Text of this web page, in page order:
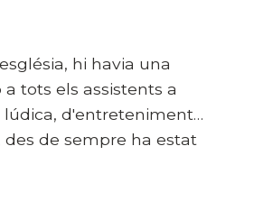
hi havia una
tots els assistents a
lúdica, d'entreteniment…
de sempre ha estat